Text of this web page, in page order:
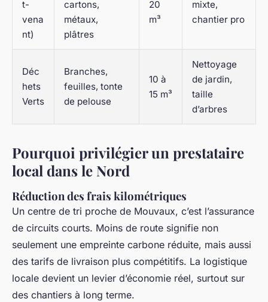
t-
vena
nt)
cartons,
métaux,
plâtres
20
m³
mixte,
chantier pro
Déc
hets
Verts
Branches,
feuilles, tonte
de pelouse
10 à
15 m³
Nettoyage
de jardin,
taille
d’arbres
Pourquoi privilégier un prestataire
local dans le Nord
Réduction des frais kilométriques
Un centre de tri proche de Mouvaux, c’est l’assurance
de circuits courts. Moins de route signifie non
seulement une empreinte carbone réduite, mais aussi
des tarifs de livraison plus compétitifs. La logistique
locale devient un levier d’économie réel, surtout sur
des chantiers à long terme.